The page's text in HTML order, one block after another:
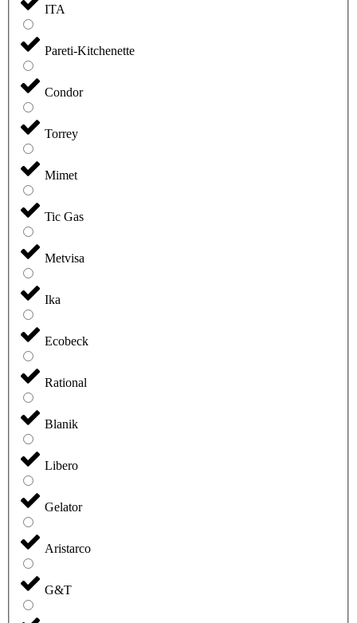
ITA
Pareti-Kitchenette
Condor
Torrey
Mimet
Tic Gas
Metvisa
Ika
Ecobeck
Rational
Blanik
Libero
Gelator
Aristarco
G&T